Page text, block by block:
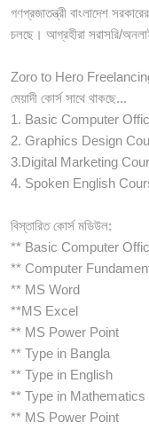
গণপ্রজাতন্ত্রী বাংলাদেশ
চলছে। আগ্রহীরা সরাসরি/
Zoro to Hero
মেয়াদী কোর্স সাথে থাকছে...
1. Basic Computer
2. Graphics Design
3.Digital Marketing
4. Spoken English
বিস্তারিত কোর্স মডিউল:
** Basic Computer
** Computer
** MS Word
**MS Excel
** MS Power Point
** Type in Bangla
** Type in English
** Type in Mathematics
** MS Power Point